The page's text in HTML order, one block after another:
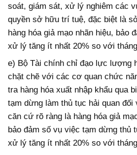
soát, giám sát, xử lý nghiêm các
quyền sở hữu trí tuệ, đặc biệt là
hàng hóa giả mạo nhãn hiệu, bảo
xử lý tăng ít nhất 20% so với
e) Bộ Tài chính chỉ đạo lực lượng
chặt chẽ với các cơ quan chức
tra hàng hóa xuất nhập khẩu qua
tạm dừng làm thủ tục hải quan đối
căn cứ rõ ràng là hàng hóa giả
bảo đảm số vụ việc tạm dừng thủ
xử lý tăng ít nhất 20% so với